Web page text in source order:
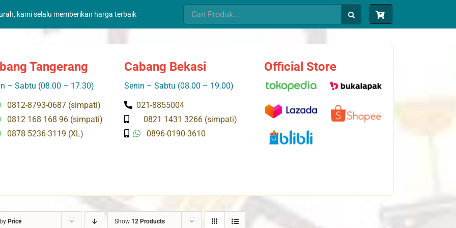
kami selalu memberikan harga terbaik
Search
for:
Tangerang
– Sabtu (08.00 – 17.30)
0812-8793-0687 (simpati)
0812 168 168 96 (simpati)
0878-5236-3119 (XL)
Cabang Bekasi
Senin – Sabtu (08.00 – 19.00)
021-8855004
0821 1431 3266 (simpati)
0896-0190-3610
Official Store
Price Show 12 Products